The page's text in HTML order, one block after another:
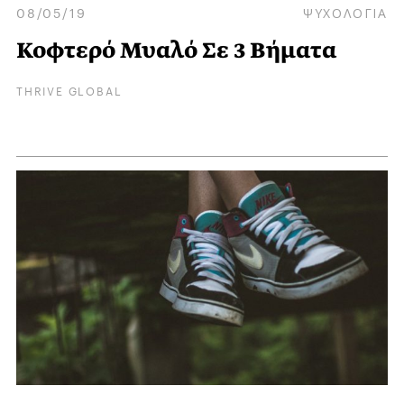
08/05/19 ΨΥΧΟΛΟΓΙΑ
Κοφτερό Μυαλό Σε 3 Βήματα
THRIVE GLOBAL